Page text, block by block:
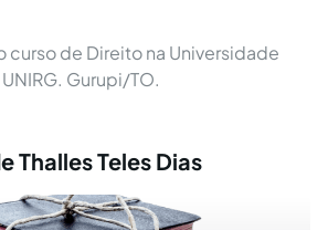
de Direito na Universidade
UNIRG. Gurupi/TO.
Thalles Teles Dias